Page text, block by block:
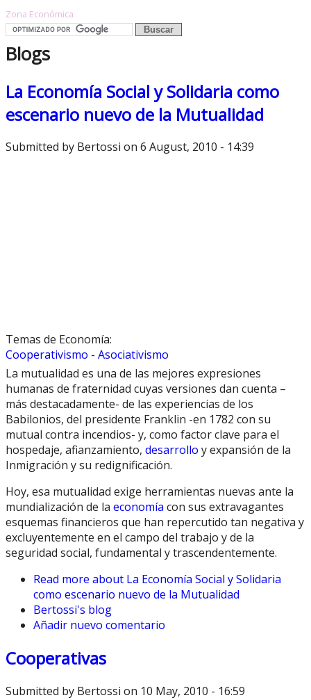
Zona Económica
Blogs
La Economía Social y Solidaria como
escenario nuevo de la Mutualidad
Submitted by Bertossi on 6 August, 2010 - 14:39
Temas de Economía:
Cooperativismo - Asociativismo
La mutualidad es una de las mejores expresiones
humanas de fraternidad cuyas versiones dan cuenta –
más destacadamente- de las experiencias de los
Babilonios, del presidente Franklin -en 1782 con su
mutual contra incendios- y, como factor clave para el
hospedaje, afianzamiento, desarrollo y expansión de la
Inmigración y su redignificación.
Hoy, esa mutualidad exige herramientas nuevas ante la
mundialización de la economía con sus extravagantes
esquemas financieros que han repercutido tan negativa y
excluyentemente en el campo del trabajo y de la
seguridad social, fundamental y trascendentemente.
Read more about La Economía Social y Solidaria
como escenario nuevo de la Mutualidad
Bertossi's blog
Añadir nuevo comentario
Cooperativas
Submitted by Bertossi on 10 May, 2010 - 16:59